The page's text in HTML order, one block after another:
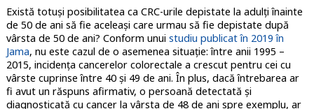
Există totuși posibilitatea ca CRC-urile depistate la adulți înainte
de 50 de ani să fie aceleași care urmau să fie depistate după
vârsta de 50 de ani? Conform unui studiu publicat în 2019 în
Jama, nu este cazul de o asemenea situație: între anii 1995 –
2015, incidența cancerelor colorectale a crescut pentru cei cu
vârste cuprinse între 40 și 49 de ani. În plus, dacă întrebarea ar
fi avut un răspuns afirmativ, o persoană detectată și
diagnosticată cu cancer la vârsta de 48 de ani spre exemplu, ar